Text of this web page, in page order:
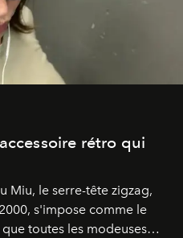
rétro qui
Miu, le serre-tête zigzag,
s'impose comme le
toutes les modeuses